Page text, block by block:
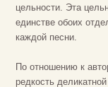
цельности. Эта
единстве обоих
каждой песни.
По отношению к
редкость